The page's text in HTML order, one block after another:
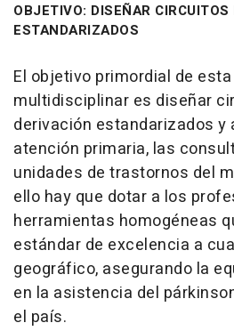
OBJETIVO: DISEÑAR CIRCUITOS
ESTANDARIZADOS
El objetivo primordial de
multidisciplinar es diseñar
derivación estandarizados y
atención primaria, las
unidades de trastornos del
ello hay que dotar a los
herramientas homogéneas
estándar de excelencia a
geográfico, asegurando la
en la asistencia del
el país.